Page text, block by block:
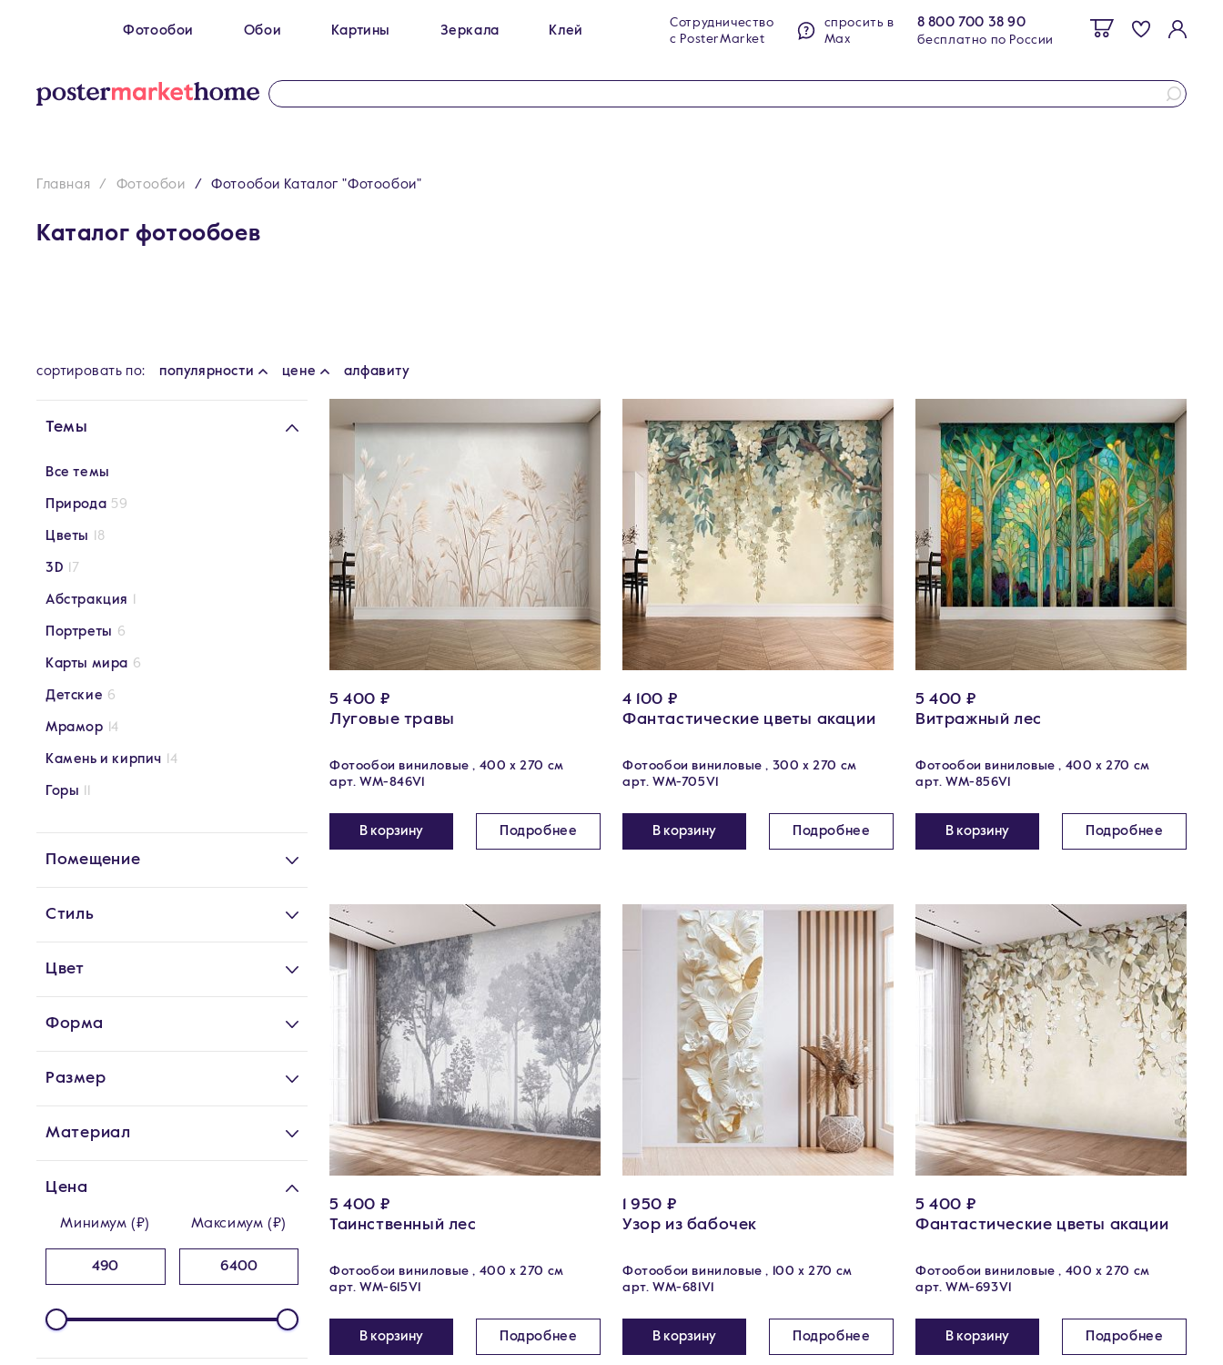
Фотообои
Размеры
300 х 270 см
500 x 270 см
Обои Картины Зеркала Клей
Сотрудничество
с PosterMarket
спросить в
Max
8 800 700 38 90
бесплатно по России
Главная Фотообои Фотообои Каталог "Фотообои"
Каталог фотообоев
cортировать по: популярности цене алфавиту
Темы
Все темы
Природа 59
Цветы 18
3D 17
Абстракция
Портреты 6
Карты мира 6
Детские 6
Мрамор 14
Камень и кирпич 14
Горы
Помещение
Стиль
Цвет
Форма
Размер
Материал
Цена
Минимум (₽) Максимум (₽)
5 400 ₽
Луговые травы
Фотообои виниловые , 400 х 270 см
арт. WM-846V1
В корзину Подробнее
4 100 ₽
Фантастические цветы акации
Фотообои виниловые , 300 х 270 см
арт. WM-705V1
В корзину Подробнее
5 400 ₽
Витражный лес
Фотообои виниловые , 400 х 270 см
арт. WM-856V1
В корзину Подробнее
5 400 ₽
Таинственный лес
Фотообои виниловые , 400 х 270 см
арт. WM-615V1
В корзину Подробнее
1 950 ₽
Узор из бабочек
Фотообои виниловые , 100 x 270 см
арт. WM-681V1
В корзину Подробнее
5 400 ₽
Фантастические цветы акации
Фотообои виниловые , 400 х 270 см
арт. WM-693V1
В корзину Подробнее